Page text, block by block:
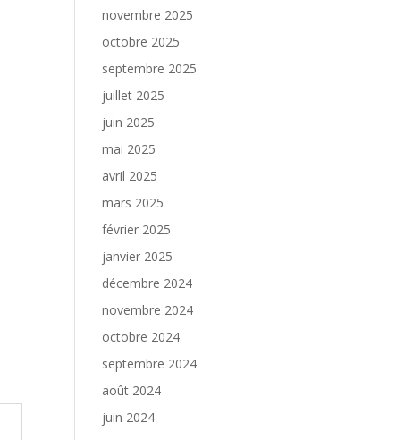
novembre 2025
octobre 2025
septembre 2025
juillet 2025
juin 2025
mai 2025
avril 2025
mars 2025
février 2025
janvier 2025
décembre 2024
novembre 2024
octobre 2024
septembre 2024
août 2024
juin 2024